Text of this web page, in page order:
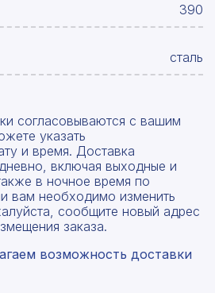
390
сталь
согласовываются с вашим
указать
и время. Доставка
включая выходные и
в ночное время по
вам необходимо изменить
сообщите новый адрес
заказа.
возможность доставки